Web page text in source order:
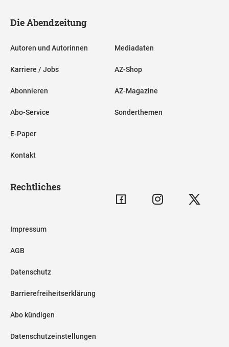
Die Abendzeitung
Autoren und Autorinnen
Karriere / Jobs
Abonnieren
Abo-Service
E-Paper
Kontakt
Mediadaten
AZ-Shop
AZ-Magazine
Sonderthemen
Rechtliches
Impressum
AGB
Datenschutz
Barrierefreiheitserklärung
Abo kündigen
Datenschutzeinstellungen